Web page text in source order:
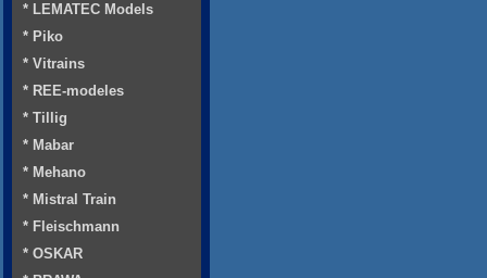
* LEMATEC Models
* Piko
* Vitrains
* REE-modeles
* Tillig
* Mabar
* Mehano
* Mistral Train
* Fleischmann
* OSKAR